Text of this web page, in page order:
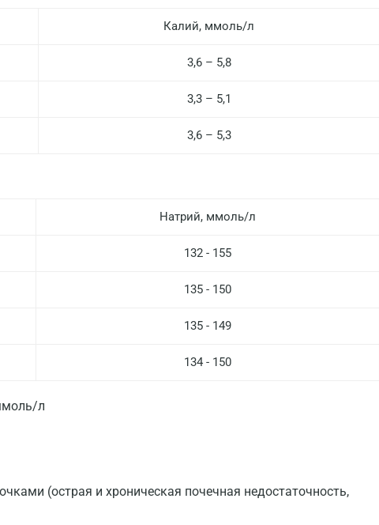
Калий, ммоль/л
3,6 – 5,8
3,3 – 5,1
3,6 – 5,3
Натрий, ммоль/л
132 - 155
135 - 150
135 - 149
134 - 150
л
(острая и хроническая почечная недостаточность,
Санкт-Петербург
Нижний Новгород
Казань
Армавир
Астрахань
Балашиха
Барнаул